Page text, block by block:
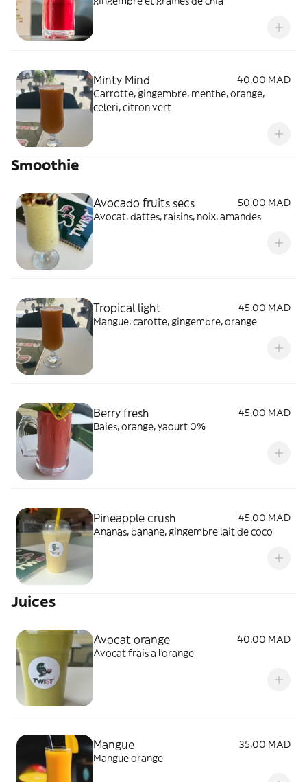
Minty Mind
40,00 MAD
Carrotte, gingembre, menthe, orange,
celeri, citron vert
Smoothie
Avocado fruits secs
50,00 MAD
Avocat, dattes, raisins, noix, amandes
Tropical light
45,00 MAD
Mangue, carotte, gingembre, orange
Berry fresh
45,00 MAD
Baies, orange, yaourt 0%
Pineapple crush
45,00 MAD
Ananas, banane, gingembre lait de coco
Juices
Avocat orange
40,00 MAD
Avocat frais a l’orange
Mangue
35,00 MAD
Mangue orange